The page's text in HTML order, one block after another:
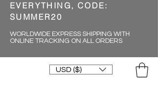
EVERYTHING, CODE:
SUMMER20
WORLDWIDE EXPRESS SHIPPING WITH
ONLINE TRACKING ON ALL ORDERS
USD ($)